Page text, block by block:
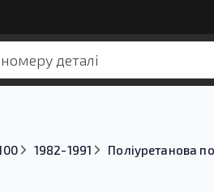
1982-1991 Поліуретанова